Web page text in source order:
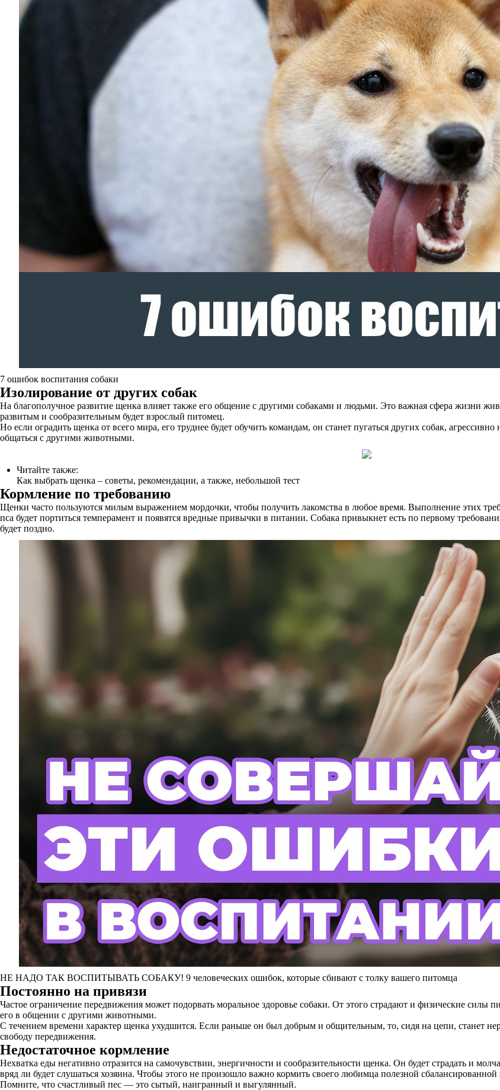
7 ошибок воспитания собаки
Изолирование от других собак
На благополучное развитие щенка влияет также его общение с другими собаками и людьми. Это важная сфера жизни
развитым и сообразительным будет взрослый питомец.
Но если оградить щенка от всего мира, его труднее будет обучить командам, он станет пугаться других собак,
общаться с другими животными.
Читайте также:
Как выбрать щенка – советы, рекомендации, а также, небольшой тест
Кормление по требованию
Щенки часто пользуются милым выражением мордочки, чтобы получить лакомства в любое время. Выполнение этих
пса будет портиться темперамент и появятся вредные привычки в питании. Собака привыкнет есть по первому
будет поздно.
НЕ НАДО ТАК ВОСПИТЫВАТЬ СОБАКУ! 9 человеческих ошибок, которые сбивают с толку вашего питомца
Постоянно на привязи
Частое ограничение передвижения может подорвать моральное здоровье собаки. От этого страдают и физические силы
его в общении с другими животными.
С течением времени характер щенка ухудшится. Если раньше он был добрым и общительным, то, сидя на цепи, станет
свободу передвижения.
Недостаточное кормление
Нехватка еды негативно отразится на самочувствии, энергичности и сообразительности щенка. Он будет страдать и
вряд ли будет слушаться хозяина. Чтобы этого не произошло важно кормить своего любимца полезной
Помните, что счастливый пес — это сытый, наигранный и выгулянный.